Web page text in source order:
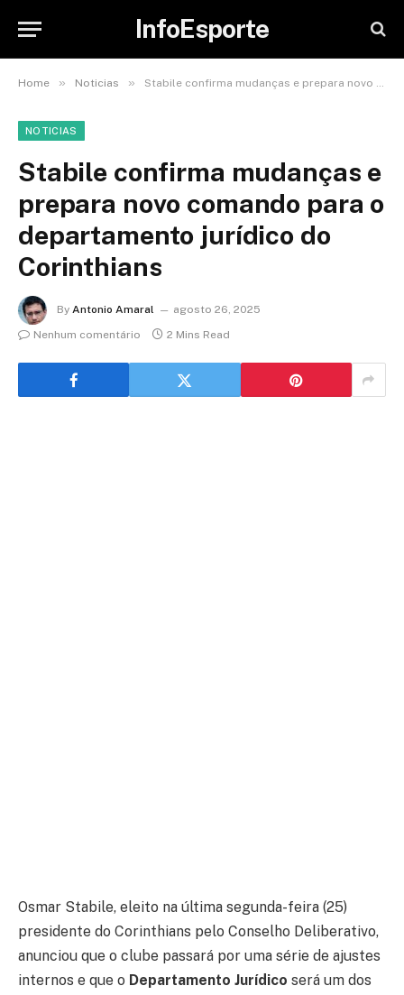
InfoEsporte
Home » Noticias » Stabile confirma mudanças e prepara novo comando para o departamento jurídico do Corinthians
NOTICIAS
Stabile confirma mudanças e
prepara novo comando para o
departamento jurídico do
Corinthians
By Antonio Amaral
agosto 26, 2025
Nenhum comentário
2 Mins Read
Osmar Stabile, eleito na última segunda-feira (25)
presidente do Corinthians pelo Conselho Deliberativo,
anunciou que o clube passará por uma série de ajustes
internos e que o Departamento Jurídico será um dos